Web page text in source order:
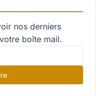
nos derniers
boîte mail.